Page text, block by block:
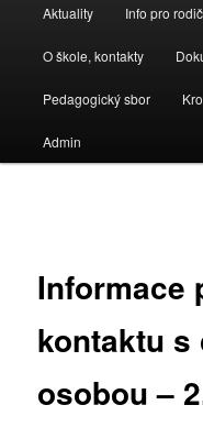
navigační
Aktuality Info pro
O škole, kontakty
Pedagogický sbor
Admin
Informace
kontaktu
osobou –